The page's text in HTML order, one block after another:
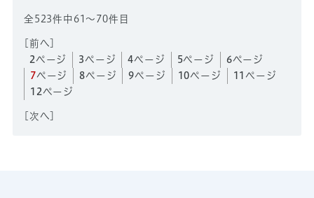
全523件中61～70件目
前へ
2 ページ 3 ページ 4ページ 5ページ 6ページ
7ページ 8ページ 9ページ 10ページ 11 ページ
12 ページ
次へ